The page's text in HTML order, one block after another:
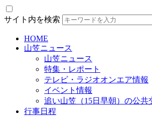
サイト内を検索
HOME
山笠ニュース
山笠ニュース
特集・レポート
テレビ・ラジオオンエア情報
イベント情報
追い山笠（15日早朝）の公共
行事日程